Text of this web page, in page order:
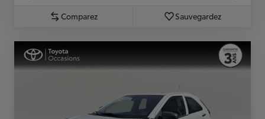
Comparez Sauvegardez